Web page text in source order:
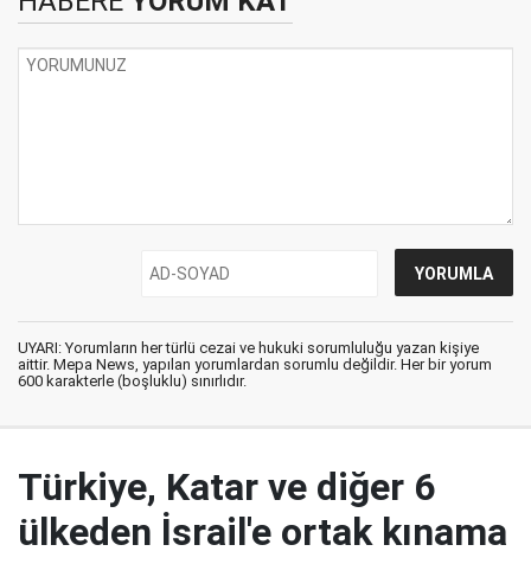
UYARI: Yorumların her türlü cezai ve hukuki sorumluluğu yazan kişiye
aittir. Mepa News, yapılan yorumlardan sorumlu değildir. Her bir yorum
600 karakterle (boşluklu) sınırlıdır.
Türkiye, Katar ve diğer 6
ülkeden İsrail'e ortak kınama